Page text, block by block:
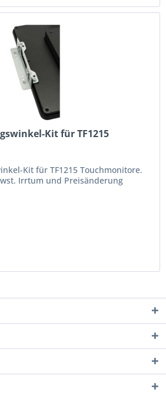
Kit für TF1215
Kit für TF1215 Touchmonitore.
Irrtum und Preisänderung